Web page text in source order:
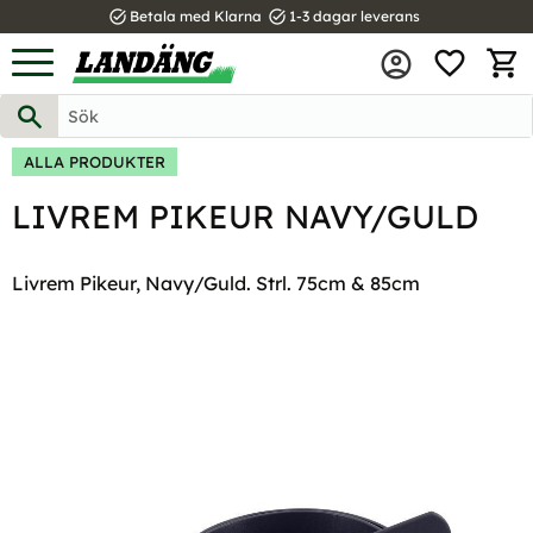
Meny
task_alt Betala med Klarna task_alt 1-3 dagar leverans
ALLA PRODUKTER
LIVREM PIKEUR NAVY/GULD
Livrem Pikeur, Navy/Guld. Strl. 75cm & 85cm